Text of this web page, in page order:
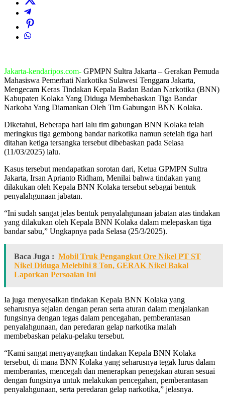
Jakarta-kendaripos.com- GPMPN Sultra Jakarta – Gerakan Pemuda
Mahasiswa Pemerhati Narkotika Sulawesi Tenggara Jakarta,
Mengecam Keras Tindakan Kepala Badan Badan Narkotika (BNN)
Kabupaten Kolaka Yang Diduga Membebaskan Tiga Bandar
Narkoba Yang Diamankan Oleh Tim Gabungan BNN Kolaka.
Diketahui, Beberapa hari lalu tim gabungan BNN Kolaka telah
meringkus tiga gembong bandar narkotika namun setelah tiga hari
ditahan ketiga tersangka tersebut dibebaskan pada Selasa
(11/03/2025) lalu.
Kasus tersebut mendapatkan sorotan dari, Ketua GPMPN Sultra
Jakarta, Irsan Aprianto Ridham, Menilai bahwa tindakan yang
dilakukan oleh Kepala BNN Kolaka tersebut sebagai bentuk
penyalahgunaan jabatan.
“Ini sudah sangat jelas bentuk penyalahgunaan jabatan atas tindakan
yang dilakukan oleh Kepala BNN Kolaka dalam melepaskan tiga
bandar sabu,” Ungkapnya pada Selasa (25/3/2025).
Baca Juga : Mobil Truk Pengangkut Ore Nikel PT ST
Nikel Diduga Melebihi 8 Ton, GERAK Nikel Bakal
Laporkan Persoalan Ini
Ia juga menyesalkan tindakan Kepala BNN Kolaka yang
seharusnya sejalan dengan peran serta aturan dalam menjalankan
fungsinya dengan tegas dalam pencegahan, pemberantasan
penyalahgunaan, dan peredaran gelap narkotika malah
membebaskan pelaku-pelaku tersebut.
“Kami sangat menyayangkan tindakan Kepala BNN Kolaka
tersebut, di mana BNN Kolaka yang seharusnya tegak lurus dalam
memberantas, mencegah dan menerapkan penegakan aturan sesuai
dengan fungsinya untuk melakukan pencegahan, pemberantasan
penyalahgunaan, serta peredaran gelap narkotika,” jelasnya.